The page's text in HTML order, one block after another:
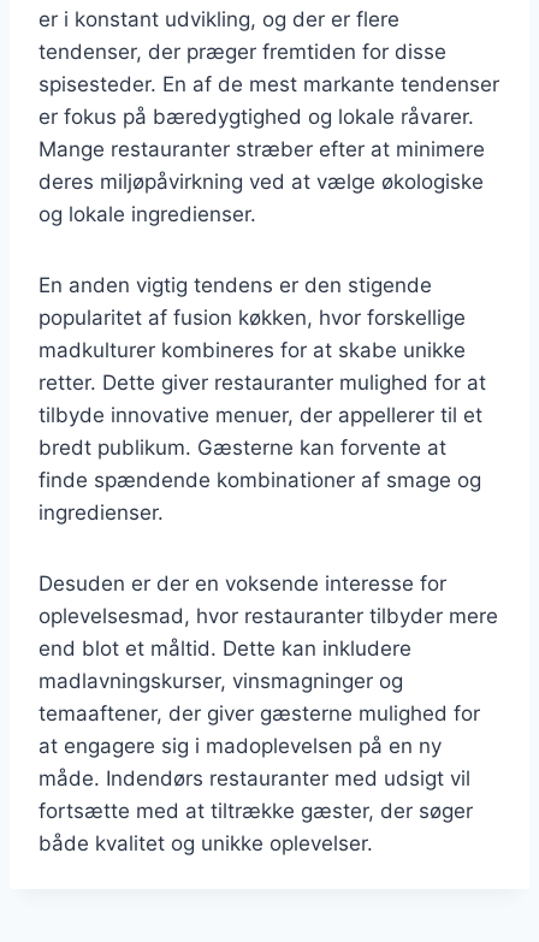
er i konstant udvikling, og der er flere
tendenser, der præger fremtiden for disse
spisesteder. En af de mest markante tendenser
er fokus på bæredygtighed og lokale råvarer.
Mange restauranter stræber efter at minimere
deres miljøpåvirkning ved at vælge økologiske
og lokale ingredienser.
En anden vigtig tendens er den stigende
popularitet af fusion køkken, hvor forskellige
madkulturer kombineres for at skabe unikke
retter. Dette giver restauranter mulighed for at
tilbyde innovative menuer, der appellerer til et
bredt publikum. Gæsterne kan forvente at
finde spændende kombinationer af smage og
ingredienser.
Desuden er der en voksende interesse for
oplevelsesmad, hvor restauranter tilbyder mere
end blot et måltid. Dette kan inkludere
madlavningskurser, vinsmagninger og
temaaftener, der giver gæsterne mulighed for
at engagere sig i madoplevelsen på en ny
måde. Indendørs restauranter med udsigt vil
fortsætte med at tiltrække gæster, der søger
både kvalitet og unikke oplevelser.